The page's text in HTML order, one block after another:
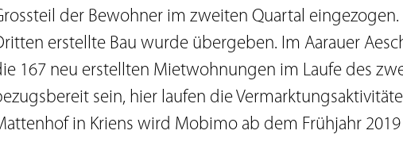
der Bewohner im zweiten Quartal
erstellte Bau wurde übergeben. Im Aarauer
167 neu erstellten Mietwohnungen im Laufe des
sein, hier laufen die
in Kriens wird Mobimo ab dem Frühjahr